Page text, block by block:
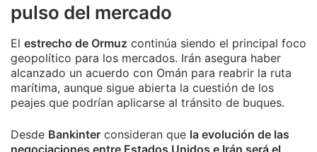
pulso del mercado
El estrecho de Ormuz continúa siendo el principal foco
geopolítico para los mercados. Irán asegura haber
alcanzado un acuerdo con Omán para reabrir la ruta
marítima, aunque sigue abierta la cuestión de los
peajes que podrían aplicarse al tránsito de buques.
Desde Bankinter consideran que la evolución de las
negociaciones entre Estados Unidos e Irán será el